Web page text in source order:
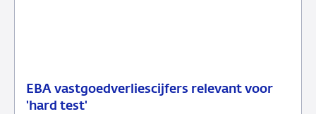
EBA vastgoedverliescijfers relevant voor
'hard test'
23
Nieuwsbericht